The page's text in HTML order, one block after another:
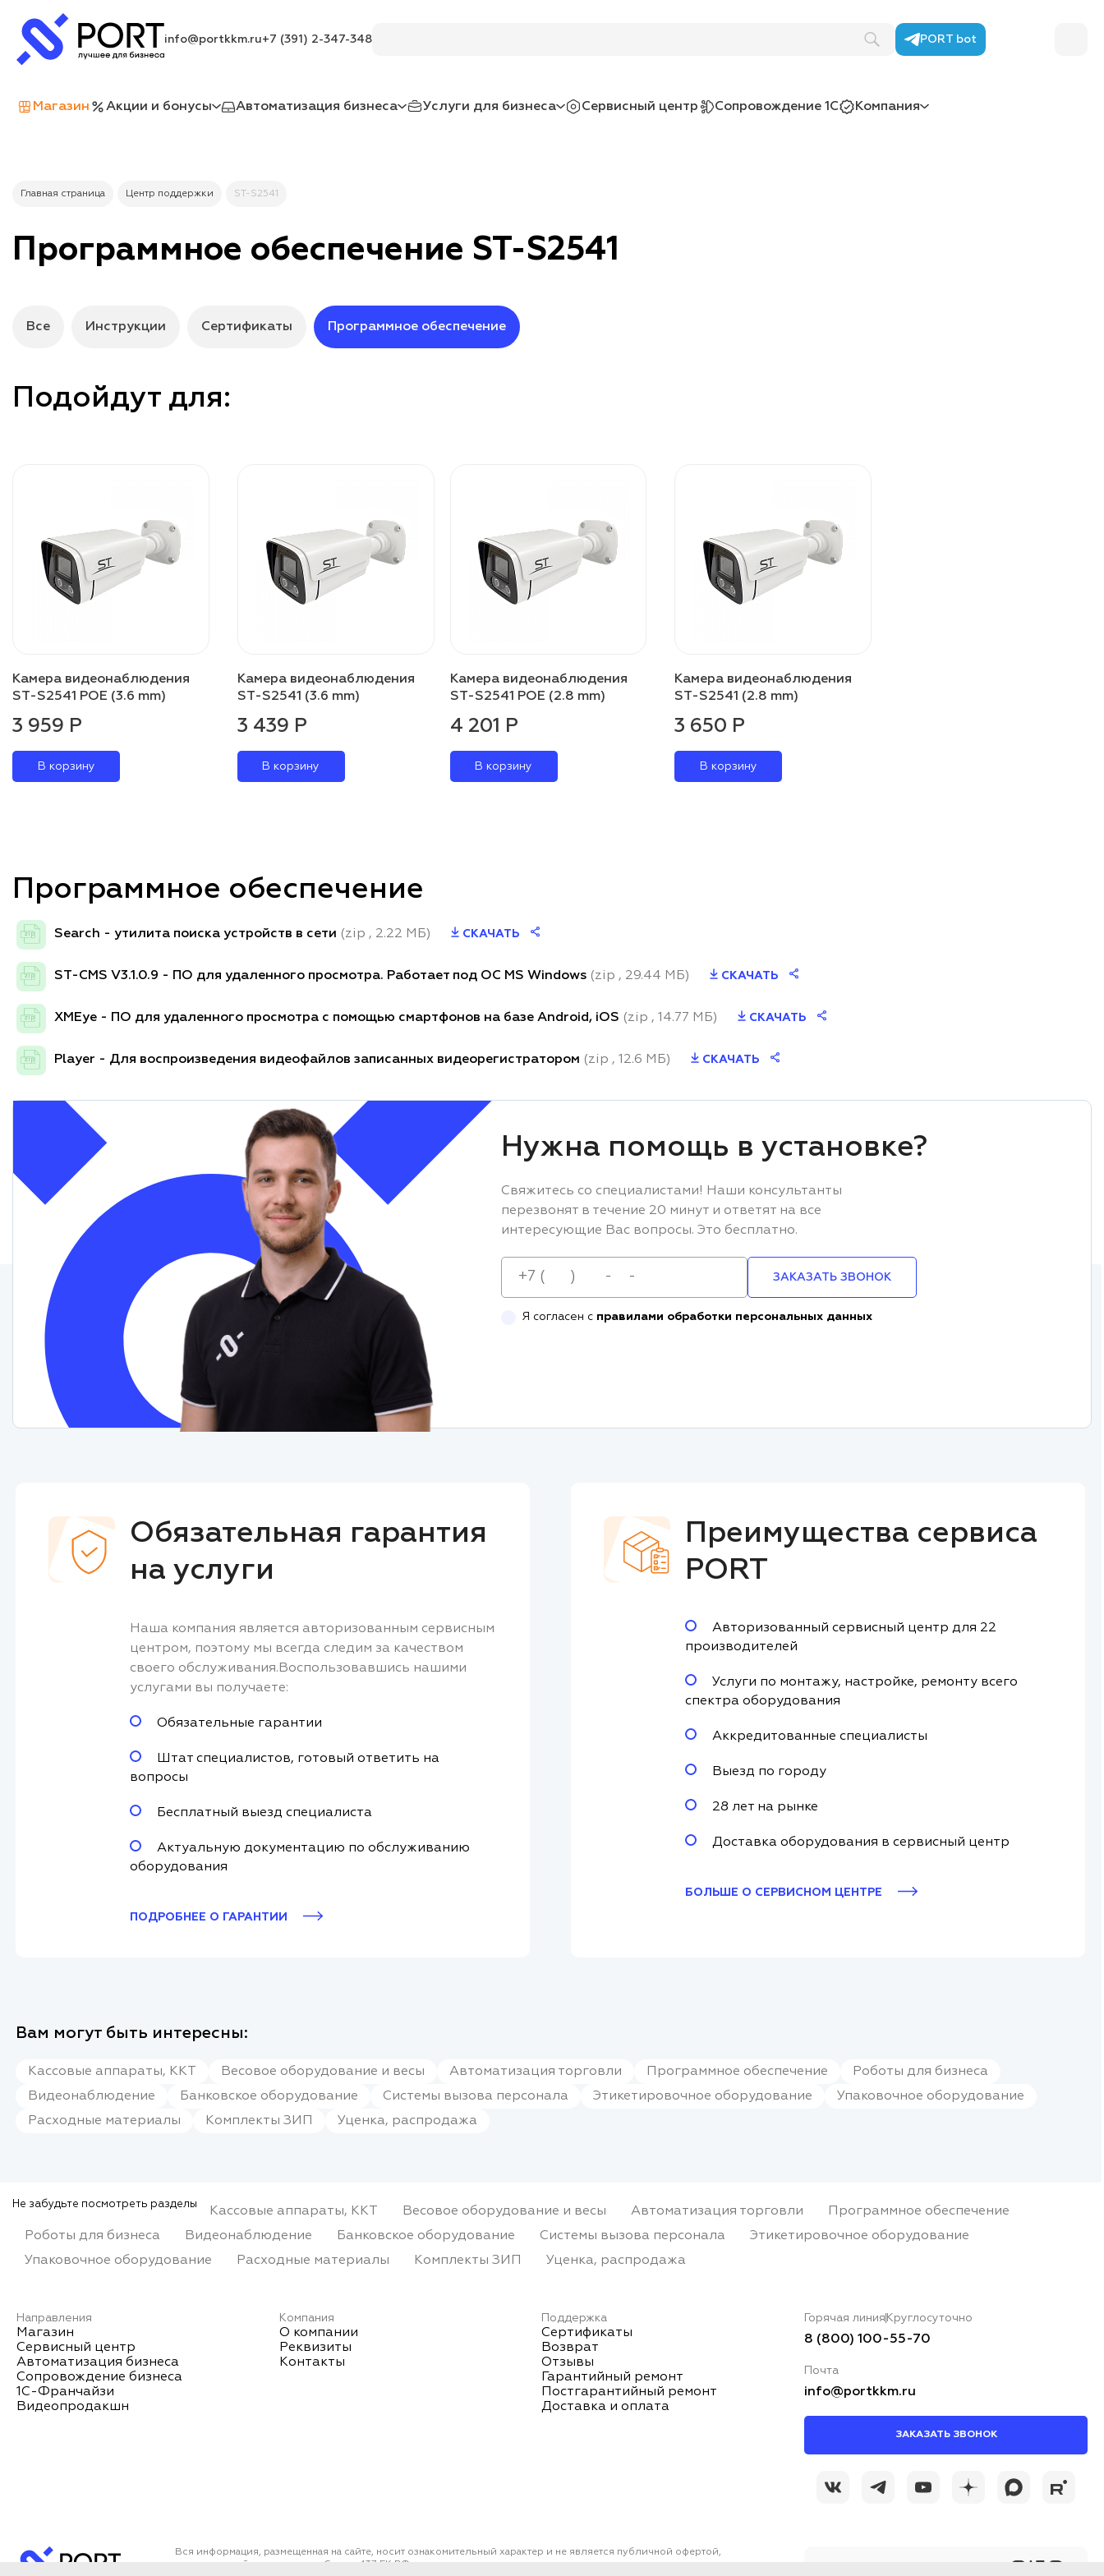
info@portkkm.ru+7 (391) 2-347-348 PORT bot
Магазин Акции и бонусы Автоматизация бизнеса Услуги для бизнеса Сервисный центр Сопровождение 1С Компания
Главная страница Центр поддержки ST-S2541
Программное обеспечение ST-S2541
Все Инструкции Сертификаты Программное обеспечение
Подойдут для:
Камера видеонаблюдения
ST-S2541 POE (3.6 mm)
3 959 Р
В корзину
Камера видеонаблюдения
ST-S2541 (3.6 mm)
3 439 Р
В корзину
Камера видеонаблюдения
ST-S2541 POE (2.8 mm)
4 201 Р
В корзину
Камера видеонаблюдения
ST-S2541 (2.8 mm)
3 650 Р
В корзину
Программное обеспечение
zip Search - утилита поиска устройств в сети (zip , 2.22 МБ) СКАЧАТЬ
zip ST-CMS V3.1.0.9 - ПО для удаленного просмотра. Работает под ОС MS Windows (zip , 29.44 МБ) СКАЧАТЬ
zip XMEye - ПО для удаленного просмотра с помощью смартфонов на базе Android, iOS (zip , 14.77 МБ) СКАЧАТЬ
zip Player - Для воспроизведения видеофайлов записанных видеорегистратором (zip , 12.6 МБ) СКАЧАТЬ
Нужна помощь в установке?
Свяжитесь со специалистами! Наши консультанты
перезвонят в течение 20 минут и ответят на все
интересующие Вас вопросы. Это бесплатно.
ЗАКАЗАТЬ ЗВОНОК
Я согласен с правилами обработки персональных данных
Преимущества сервиса
PORT
Авторизованный сервисный центр для 22
производителей
Услуги по монтажу, настройке, ремонту всего
спектра оборудования
Аккредитованные специалисты
Выезд по городу
28 лет на рынке
Доставка оборудования в сервисный центр
БОЛЬШЕ О СЕРВИСНОМ ЦЕНТРЕ
Обязательная гарантия
на услуги
Наша компания является авторизованным сервисным
центром, поэтому мы всегда следим за качеством
своего обслуживания.Воспользовавшись нашими
услугами вы получаете:
Обязательные гарантии
Штат специалистов, готовый ответить на
вопросы
Бесплатный выезд специалиста
Актуальную документацию по обслуживанию
оборудования
ПОДРОБНЕЕ О ГАРАНТИИ
Вам могут быть интересны:
Кассовые аппараты, ККТ Весовое оборудование и весы Автоматизация торговли Программное обеспечение
Роботы для бизнеса
Видеонаблюдение
Банковское оборудование Системы вызова персонала Этикетировочное оборудование
Упаковочное оборудование
Расходные материалы
Комплекты ЗИП Уценка, распродажа
Не забудьте посмотреть разделы
Кассовые аппараты, ККТ Весовое оборудование и весы Автоматизация торговли
Программное обеспечение
Роботы для бизнеса
Видеонаблюдение Банковское оборудование Системы вызова персонала
Этикетировочное оборудование
Упаковочное оборудование
Расходные материалы Комплекты ЗИП Уценка, распродажа
Направления
Магазин
Сервисный центр
Автоматизация бизнеса
Сопровождение бизнеса
1С-Франчайзи
Видеопродакшн
Компания
О компании
Реквизиты
Контакты
Поддержка
Сертификаты
Возврат
Отзывы
Гарантийный ремонт
Постгарантийный ремонт
Доставка и оплата
Горячая линия Круглосуточно
8 (800) 100-55-70
Почта
info@portkkm.ru
ЗАКАЗАТЬ ЗВОНОК
Вся информация, размещенная на сайте, носит ознакомительный характер и не является публичной офертой,
определяемой положениями Статьи 437 ГК РФ.